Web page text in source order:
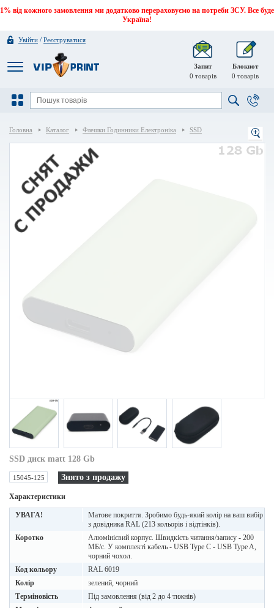
1% від кожного замовлення ми додатково перераховуємо на потреби ЗСУ. Все буде
Україна!
Увійти /Реєструватися
Запит
0 товарів
Блокнот
0 товарів
Головна Каталог Флешки Годинники Електроніка SSD
SSD диск matt 128 Gb
15045-125 Знято з продажу
Характеристики
УВАГА!
Матове покриття. Зробимо будь-який колір на ваш вибір
з довідника RAL (213 кольорів і відтінків).
Коротко
Алюмінієвий корпус. Швидкість читання/запису - 200
МБ/с. У комплекті кабель - USB Type C - USB Type A,
чорний чохол.
Код кольору
RAL 6019
Колір
зелений, чорний
Терміновість
Під замовлення (від 2 до 4 тижнів)